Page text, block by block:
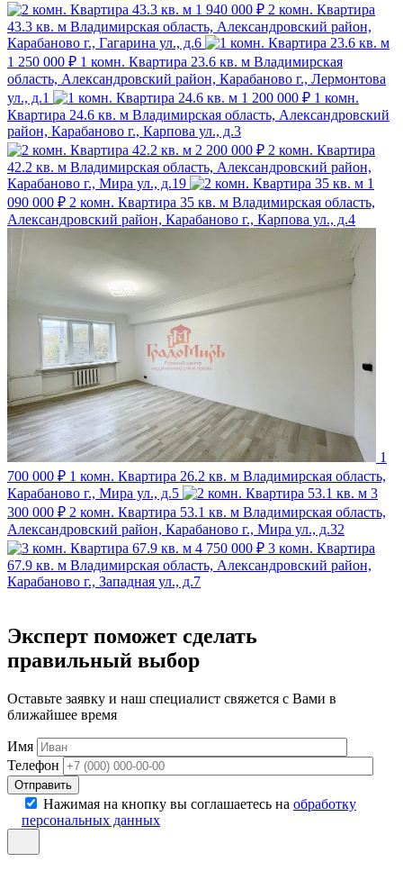
1 940 000 ₽ 2 комн. Квартира
43.3 кв. м Владимирская область, Александровский район,
Карабаново г., Гагарина ул., д.6
1 250 000 ₽ 1 комн. Квартира 23.6 кв. м Владимирская
область, Александровский район, Карабаново г., Лермонтова
ул., д.1
1 200 000 ₽ 1 комн.
Квартира 24.6 кв. м Владимирская область, Александровский
район, Карабаново г., Карпова ул., д.3
2 200 000 ₽ 2 комн. Квартира
42.2 кв. м Владимирская область, Александровский район,
Карабаново г., Мира ул., д.19
1
090 000 ₽ 2 комн. Квартира 35 кв. м Владимирская область,
Александровский район, Карабаново г., Карпова ул., д.4
1
700 000 ₽ 1 комн. Квартира 26.2 кв. м Владимирская область,
Карабаново г., Мира ул., д.5
3
300 000 ₽ 2 комн. Квартира 53.1 кв. м Владимирская область,
Александровский район, Карабаново г., Мира ул., д.32
4 750 000 ₽ 3 комн. Квартира
67.9 кв. м Владимирская область, Александровский район,
Карабаново г., Западная ул., д.7
Эксперт поможет сделать
правильный выбор
Оставьте заявку и наш специалист свяжется с Вами в
ближайшее время
Имя
Телефон
Отправить
Нажимая на кнопку вы соглашаетесь на обработку
персональных данных